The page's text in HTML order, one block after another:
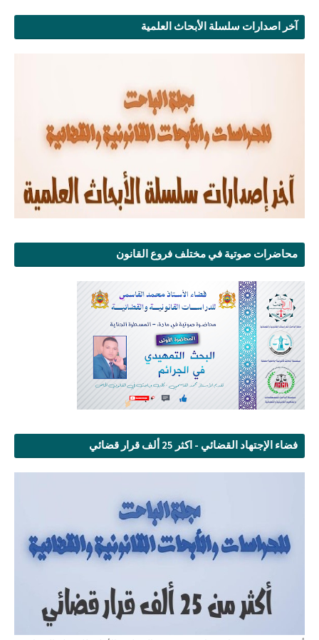
آخر اصدارات سلسلة الأبحاث العلمية
محاضرات صوتية في مختلف فروع القانون
فضاء الإجتهاد القضائي - اكثر 25 ألف قرار قضائي